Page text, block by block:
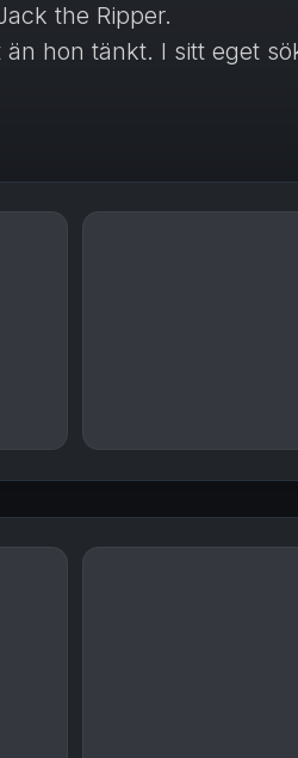
the Ripper.
hon tänkt. I sitt eget
en stilig
­personböcker som